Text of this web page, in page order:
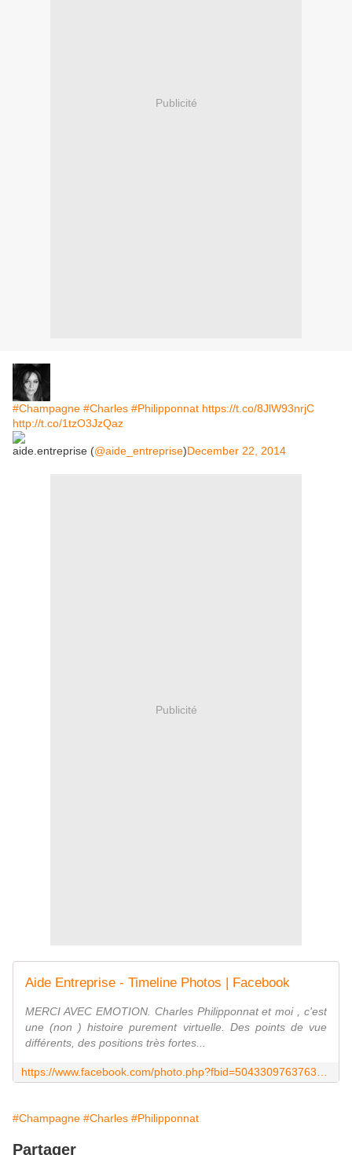
Publicité
#Champagne #Charles #Philipponnat https://t.co/8JlW93nrjC
http://t.co/1tzO3JzQaz
aide.entreprise (@aide_entreprise)December 22, 2014
Publicité
Aide Entreprise - Timeline Photos | Facebook
MERCI AVEC EMOTION. Charles Philipponnat et moi , c'est
une (non ) histoire purement virtuelle. Des points de vue
différents, des positions très fortes...
#Champagne #Charles #Philipponnat
Partager